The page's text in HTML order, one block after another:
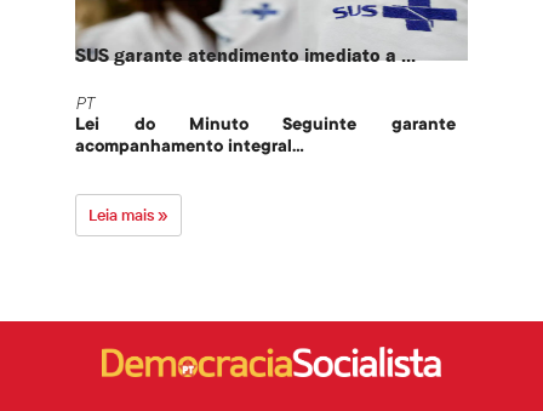
SUS garante atendimento imediato a ...
PT
Lei do Minuto Seguinte garante
acompanhamento integral...
Leia mais »